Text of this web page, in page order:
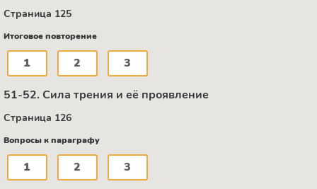
Страница 125
Итоговое повторение
1 2 3
51-52. Сила трения и её проявление
Страница 126
Вопросы к параграфу
1 2 3